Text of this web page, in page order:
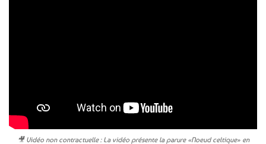
🎥 Vidéo non contractuelle : La vidéo présente la parure «Noeud celtique» en